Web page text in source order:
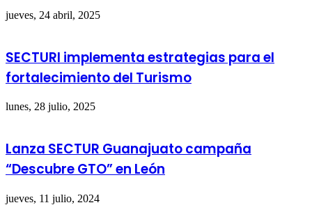
jueves, 24 abril, 2025
SECTURI implementa estrategias para el
fortalecimiento del Turismo
lunes, 28 julio, 2025
Lanza SECTUR Guanajuato campaña
“Descubre GTO” en León
jueves, 11 julio, 2024